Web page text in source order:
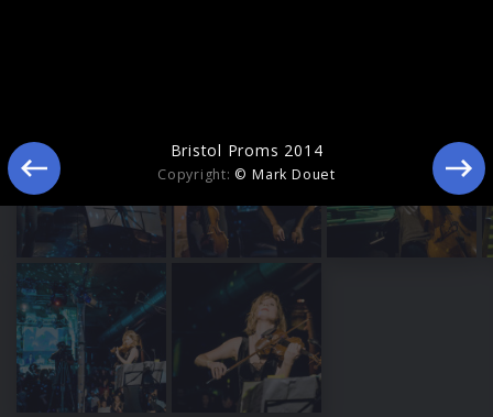
Bristol Proms 2014
Copyright: © Mark Douet